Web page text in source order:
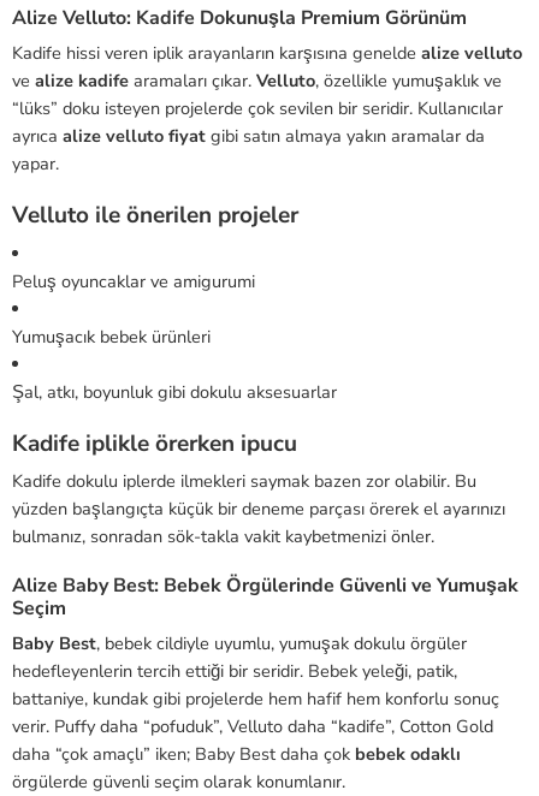
Alize Velluto: Kadife Dokunuşla Premium Görünüm
Kadife hissi veren iplik arayanların karşısına genelde alize velluto
ve alize kadife aramaları çıkar. Velluto, özellikle yumuşaklık ve
“lüks” doku isteyen projelerde çok sevilen bir seridir. Kullanıcılar
ayrıca alize velluto fiyat gibi satın almaya yakın aramalar da
yapar.
Velluto ile önerilen projeler
Peluş oyuncaklar ve amigurumi
Yumuşacık bebek ürünleri
Şal, atkı, boyunluk gibi dokulu aksesuarlar
Kadife iplikle örerken ipucu
Kadife dokulu iplerde ilmekleri saymak bazen zor olabilir. Bu
yüzden başlangıçta küçük bir deneme parçası örerek el ayarınızı
bulmanız, sonradan sök-takla vakit kaybetmenizi önler.
Alize Baby Best: Bebek Örgülerinde Güvenli ve Yumuşak
Seçim
Baby Best, bebek cildiyle uyumlu, yumuşak dokulu örgüler
hedefleyenlerin tercih ettiği bir seridir. Bebek yeleği, patik,
battaniye, kundak gibi projelerde hem hafif hem konforlu sonuç
verir. Puffy daha “pofuduk”, Velluto daha “kadife”, Cotton Gold
daha “çok amaçlı” iken; Baby Best daha çok bebek odaklı
örgülerde güvenli seçim olarak konumlanır.